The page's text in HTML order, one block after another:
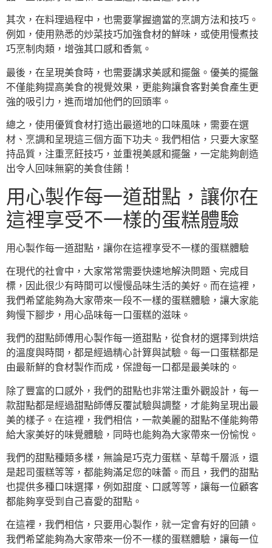
其次，在料理過程中，也需要掌握適當的烹調方法和技巧。
例如，使用熟悉的炒菜技巧加強食材的鮮味，或使用慢煮技
巧烹制肉類，增強其口感和香氣。
最後，在呈現美食時，也需要講求美感和擺盤。優美的擺盤
不僅能夠提高美食的視覺效果，更能夠讓食客對美食產生更
強的吸引力，進而增加他們的回頭率。
總之，使用優質食材打造出最道地的口味風味，需要在選
材、烹調和呈現這三個方面下功夫。我們相信，只要大家堅
持品質，注重烹飪技巧，並重視美感和擺盤，一定能夠創造
出令人回味無窮的美食佳餚！
用心製作每一道甜點，讓你在
這裡享受不一樣的蛋糕體驗
用心製作每一道甜點，讓你在這裡享受不一樣的蛋糕體驗
在現代的社會中，大家常常需要快速地解決問題、完成目
標，因此很少有時間可以慢慢品味生活的美好。而在這裡，
我們希望能夠為大家帶來一段不一樣的蛋糕體驗，讓大家能
夠慢下腳步，用心品味每一口蛋糕的滋味。
我們的甜點師傅用心製作每一道甜點，從食材的選擇到烘焙
的溫度與時間，都是經過精心計算與試驗。每一口蛋糕都是
由最新鮮的食材製作而成，保證每一口都是最美味的。
除了豐富的口感外，我們的甜點也非常注重外觀設計，每一
款甜點都是經過甜點師傅反覆試驗與調整，才能夠呈現出最
美的樣子。在這裡，我們相信，一款美麗的甜點不僅能夠帶
給大家美好的味覺體驗，同時也能夠為大家帶來一份愉悅。
我們的甜點種類多樣，無論是巧克力蛋糕、草莓千層派，還
是起司蛋糕等等，都能夠滿足您的味蕾。而且，我們的甜點
也提供多種口味選擇，例如甜度、口感等等，讓每一位顧客
都能夠享受到自己喜愛的甜點。
在這裡，我們相信，只要用心製作，就一定會有好的回饋。
我們希望能夠為大家帶來一份不一樣的蛋糕體驗，讓每一位